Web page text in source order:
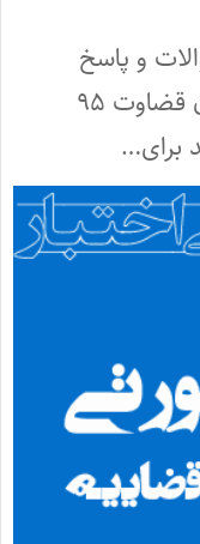
و پاسخ
تشریحی درس حقوق مدنی آزمون قضاوت ۹۵
برای…